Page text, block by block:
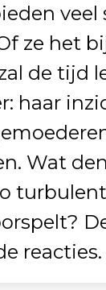
ze het
de tijd
haar
Wat
reacties.